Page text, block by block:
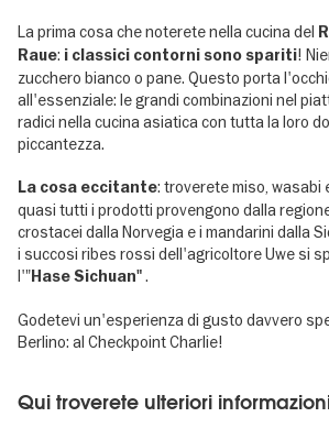
La prima cosa che noterete nella cucina del
Raue: i classici contorni sono spariti!
zucchero bianco o pane. Questo porta
all'essenziale: le grandi combinazioni nel
radici nella cucina asiatica con tutta la loro
piccantezza.
La cosa eccitante: troverete miso, wasabi
quasi tutti i prodotti provengono dalla
crostacei dalla Norvegia e i mandarini dalla
i succosi ribes rossi dell'agricoltore Uwe si
l'"Hase Sichuan".
Godetevi un'esperienza di gusto davvero
Berlino: al Checkpoint Charlie!
Qui troverete ulteriori